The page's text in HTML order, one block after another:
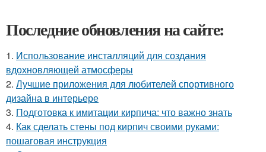
Последние обновления на сайте:
1. Использование инсталляций для создания
вдохновляющей атмосферы
2. Лучшие приложения для любителей спортивного
дизайна в интерьере
3. Подготовка к имитации кирпича: что важно знать
4. Как сделать стены под кирпич своими руками:
пошаговая инструкция